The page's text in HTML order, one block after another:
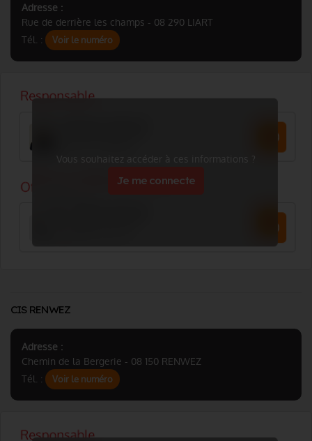
Adresse :
Rue de derrière les champs - 08 290 LIART
Tél. :
Voir le numéro
Vous souhaitez accéder à ces informations ?
Je me connecte
CIS RENWEZ
Adresse :
Chemin de la Bergerie - 08 150 RENWEZ
Tél. :
Voir le numéro